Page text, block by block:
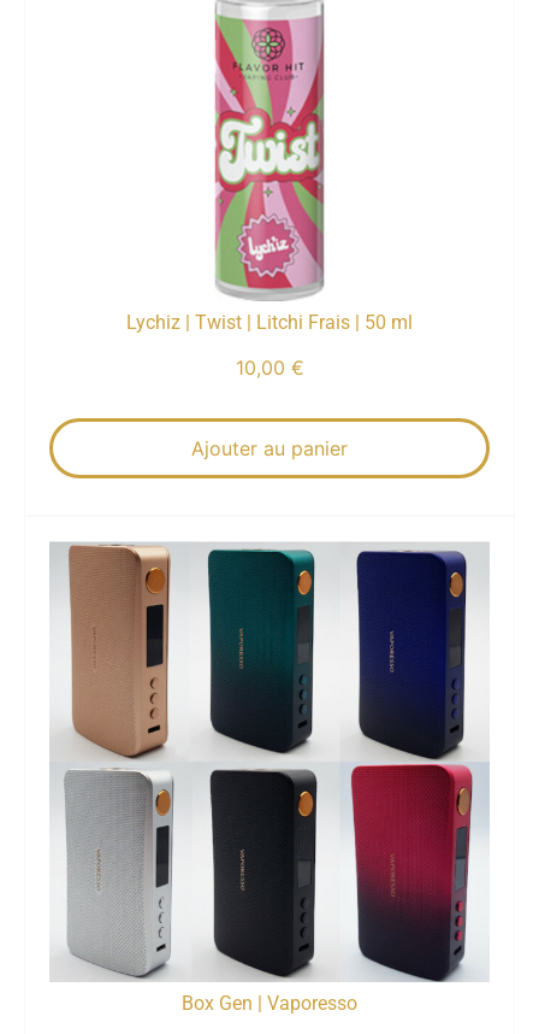
Lychiz | Twist | Litchi Frais | 50 ml
10,00 €
Ajouter au panier
Box Gen | Vaporesso